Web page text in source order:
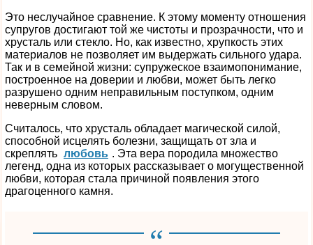
Это неслучайное сравнение. К этому моменту отношения
супругов достигают той же чистоты и прозрачности, что и
хрусталь или стекло. Но, как известно, хрупкость этих
материалов не позволяет им выдержать сильного удара.
Так и в семейной жизни: супружеское взаимопонимание,
построенное на доверии и любви, может быть легко
разрушено одним неправильным поступком, одним
неверным словом.
Считалось, что хрусталь обладает магической силой,
способной исцелять болезни, защищать от зла и
скреплять любовь . Эта вера породила множество
легенд, одна из которых рассказывает о могущественной
любви, которая стала причиной появления этого
драгоценного камня.